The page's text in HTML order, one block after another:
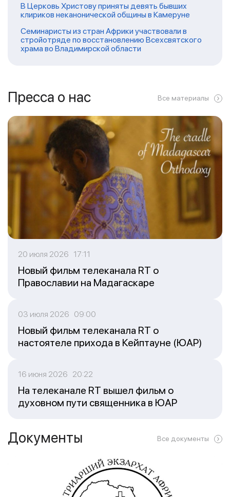
В Церковь Христову приняты девять бывших
клириков неканонической общины в Камеруне
Семинаристы из стран Африки участвовали в
стройотряде по восстановлению Всехсвятского
храма во Владимирской области
Пресса о нас Все материалы
20 июля 2026 17:11
Новый фильм телеканала RT о
Православии на Мадагаскаре
03 июля 2026 09:00
Новый фильм телеканала RT о
настоятеле прихода в Кейптауне (ЮАР)
16 июня 2026 20:22
На телеканале RT вышел фильм о
духовном пути священника в ЮАР
Документы Все документы